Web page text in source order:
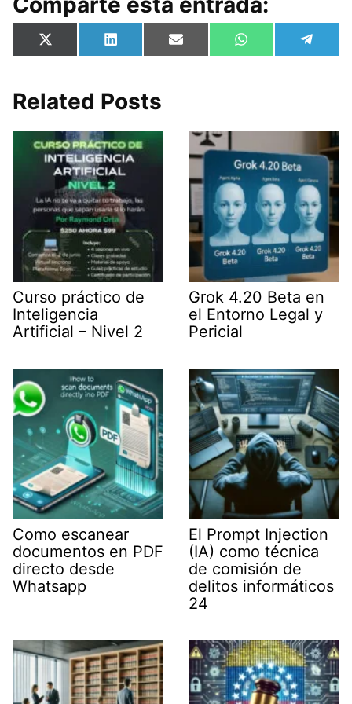
Compartir
en
X
(
i
t
e
r
)
Compartir
en
L
i
e
d
n
Compartir
en
E
m
Compartir
en
W
h
p
en
e
m
Related Posts
Curso práctico de
Inteligencia
Artificial – Nivel 2
Grok 4.20 Beta en
el Entorno Legal y
Pericial
Como escanear
documentos en PDF
directo desde
Whatsapp
El Prompt Injection
(IA) como técnica
de comisión de
delitos informáticos
24